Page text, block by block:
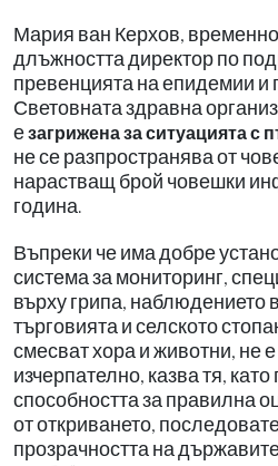
Мария ван Керхов,
длъжността директор по
превенцията на епидемии и
Световната здравна
езагрижена за ситуацията с
не се разпространява от
нарастващ брой човешки
година.
Въпреки че има добре
система за мониторинг,
върху грипа, наблюдението
търговията и селското
смесват хора и животни, не
изчерпателно, казва тя,
способността за правилна
от откриването,
прозрачността на